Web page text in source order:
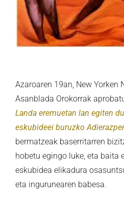
Azaroaren 19an, New Yorken
Asanblada Orokorrak
Landa eremuetan lan egiten
eskubideei buruzko
bermatzeak baserritarren
hobetu egingo luke, eta baita
eskubidea elikadura
eta ingurunearen babesa.